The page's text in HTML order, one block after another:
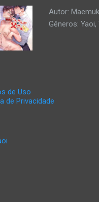
Autor:
Gêneros:
de Uso
de Privacidade